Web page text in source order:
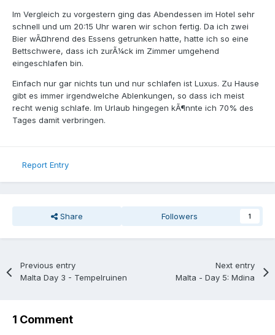
Im Vergleich zu vorgestern ging das Abendessen im Hotel sehr
schnell und um 20:15 Uhr waren wir schon fertig. Da ich zwei
Bier wÃ¤hrend des Essens getrunken hatte, hatte ich so eine
Bettschwere, dass ich zurÃ¼ck im Zimmer umgehend
eingeschlafen bin.
Einfach nur gar nichts tun und nur schlafen ist Luxus. Zu Hause
gibt es immer irgendwelche Ablenkungen, so dass ich meist
recht wenig schlafe. Im Urlaub hingegen kÃ¶nnte ich 70% des
Tages damit verbringen.
Report Entry
Share Followers 1
Previous entry
Malta Day 3 - Tempelruinen
Next entry
Malta - Day 5: Mdina
1 Comment